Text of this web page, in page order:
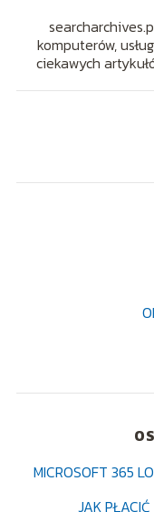
komputerów,
ciekawych
MICROSOFT 365
JAK